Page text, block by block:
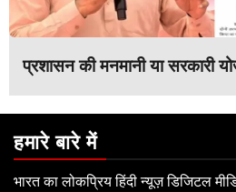
प्रशासन की मनमानी या सरकारी
हमारे बारे में
भारत का लोकप्रिय हिंदी न्यूज़ डिजिटल